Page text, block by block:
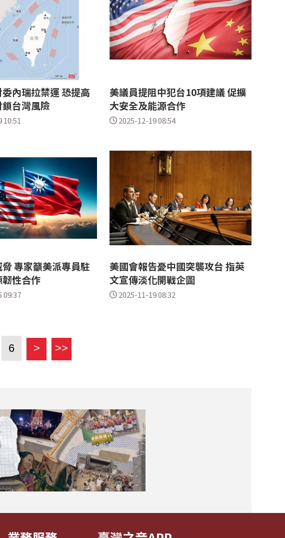
內瑞拉禁運 恐提高
台灣風險
10:51
美議員提阻中犯台10項建議 促擴
大安全及能源合作
2025-12-19 08:54
專家籲美派專員駐
性合作
09:37
美國會報告憂中國突襲攻台 指英
文宣傳淡化開戰企圖
2025-11-19 08:32
6 > >>